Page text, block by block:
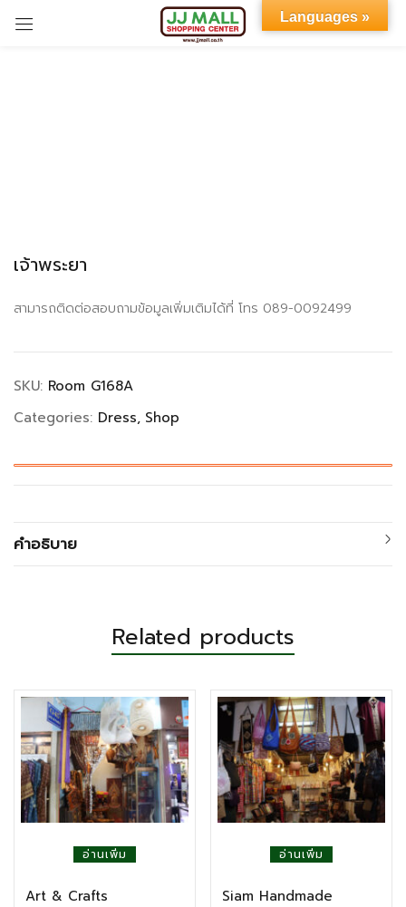
เจ้าพระยา
สามารถติดต่อสอบถามข้อมูลเพิ่มเติมได้ที่ โทร 089-0092499
SKU: Room G168A
Categories: Dress Shop
คำอธิบาย
Related products
อ่านเพิ่ม
Art & Crafts
อ่านเพิ่ม
Siam Handmade
Languages »
Sign in